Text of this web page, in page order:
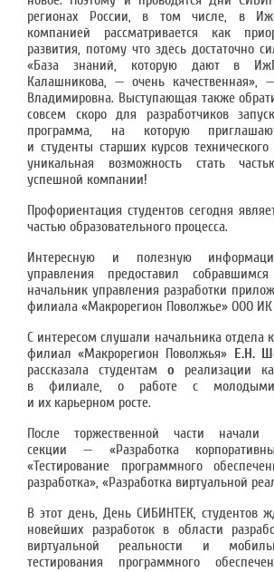
регионах России, в том числе, в
компанией рассматривается как
развития, потому что здесь достаточно
«База знаний, которую дают в
Калашникова, — очень качественная»,
Владимировна. Выступающая также
совсем скоро для разработчиков
программа, на которую
и студенты старших курсов технического
уникальная возможность стать
успешной компании!
Профориентация студентов сегодня
частью образовательного процесса.
Интересную и полезную
управления предоставил
начальник управления разработки
филиала «Макрорегион Поволжье» ООО
С интересом слушали начальника отдела
филиал «Макрорегион Поволжья» Е.Н.
рассказала студентам о реализации
в филиале, о работе с молодыми
и их карьерном росте.
После торжественной части начали
секции — «Разработка
«Тестирование программного
разработка», «Разработка виртуальной
В этот день, День СИБИНТЕК, студентов
новейших разработок в области
виртуальной реальности и
тестирования программного